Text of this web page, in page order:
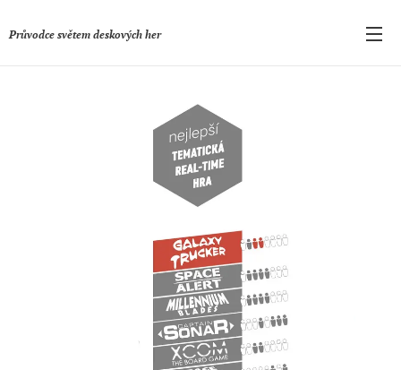
Průvodce světem deskových her